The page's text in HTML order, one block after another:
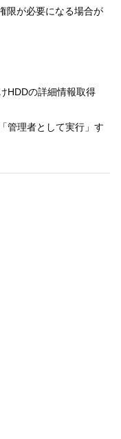
限が必要になる場合が
HDDの詳細情報取得
管理者として実行」す